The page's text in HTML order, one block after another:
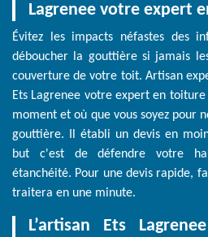
Lagrenee votre expert
Évitez les impacts néfastes des
déboucher la gouttière si jamais
couverture de votre toit. Artisan
Ets Lagrenee votre expert en
moment et où que vous soyez pour
gouttière. Il établi un devis en
but c'est de défendre votre
étanchéité. Pour une devis rapide,
traitera en une minute.
L’artisan Ets